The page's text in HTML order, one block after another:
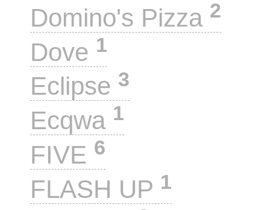
Domino's Pizza 2
Dove 1
Eclipse 3
Ecqwa 1
FIVE 6
FLASH UP 1